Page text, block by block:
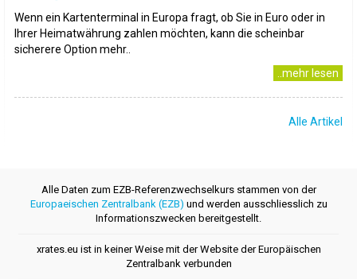
Wenn ein Kartenterminal in Europa fragt, ob Sie in Euro oder in
Ihrer Heimatwährung zahlen möchten, kann die scheinbar
sicherere Option mehr..
..mehr lesen
Alle Artikel
Alle Daten zum EZB-Referenzwechselkurs stammen von der
Europaeischen Zentralbank (EZB) und werden ausschliesslich zu
Informationszwecken bereitgestellt.
xrates.eu ist in keiner Weise mit der Website der Europäischen
Zentralbank verbunden